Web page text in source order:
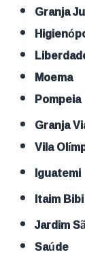
Granja
Moema
Pompeia
Granja
Vila
Iguatemi
Itaim Bibi
Jardim
Saúde